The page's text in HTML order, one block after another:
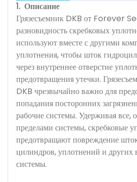
1. Описание
Грязесъемник DKB от Forever
разновидность скребковых
используют вместе с другими
уплотнения, чтобы шток
через внутреннее отверстие
предотвращения утечки.
DKB чрезвычайно важно для
попадания посторонних
рабочие системы. Удерживая все,
пределами системы, скребковые
предотвращают повреждение
цилиндров, уплотнений и других
системы.